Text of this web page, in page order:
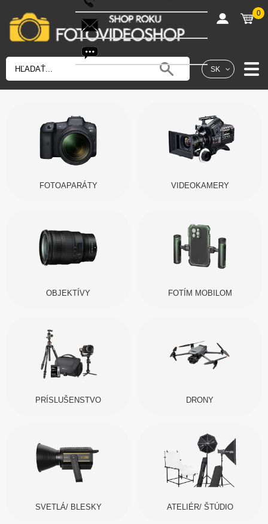
SK
shop@fotovideoshop.sk
0
FOTOAPARÁTY VIDEOKAMERY
OBJEKTÍVY FOTÍM MOBILOM
PRÍSLUŠENSTVO DRONY
SVETLÁ/ BLESKY ATELIÉR/ ŠTÚDIO